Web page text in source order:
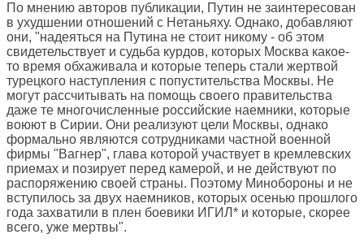
По мнению авторов публикации, Путин не заинтересован
в ухудшении отношений с Нетаньяху. Однако, добавляют
они, "надеяться на Путина не стоит никому - об этом
свидетельствует и судьба курдов, которых Москва какое-
то время обхаживала и которые теперь стали жертвой
турецкого наступления с попустительства Москвы. Не
могут рассчитывать на помощь своего правительства
даже те многочисленные российские наемники, которые
воюют в Сирии. Они реализуют цели Москвы, однако
формально являются сотрудниками частной военной
фирмы "Вагнер", глава которой участвует в кремлевских
приемах и позирует перед камерой, и не действуют по
распоряжению своей страны. Поэтому Минобороны и не
вступилось за двух наемников, которых осенью прошлого
года захватили в плен боевики ИГИЛ* и которые, скорее
всего, уже мертвы".